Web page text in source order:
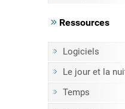
Ressources
Logiciels
Le jour et la
Temps